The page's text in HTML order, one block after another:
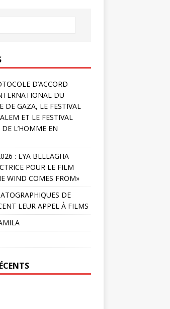
D’ACCORD
DU
DE GAZA, LE FESTIVAL
ET LE FESTIVAL
L’HOMME EN
: EYA BELLAGHA
POUR LE FILM
WIND COMES FROM»
DE
LEUR APPEL À FILMS